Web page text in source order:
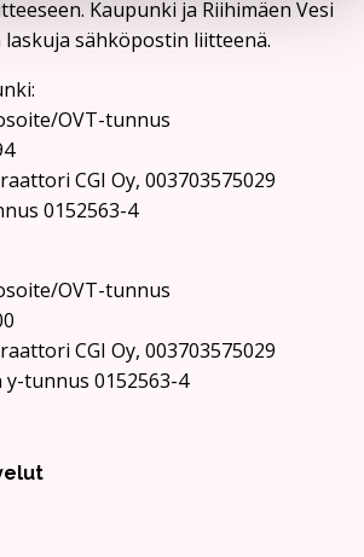
Kaupunki ja Riihimäen Vesi
sähköpostin liitteenä.
OVT-tunnus
CGI Oy, 003703575029
0152563-4
OVT-tunnus
CGI Oy, 003703575029
y-tunnus 0152563-4